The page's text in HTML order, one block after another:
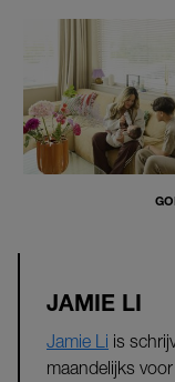
JAMIE LI
Jamie Li is
maandelijks